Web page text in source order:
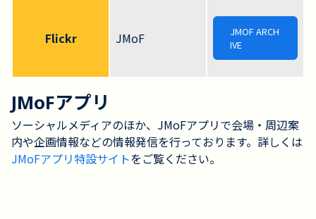
Flickr JMoF
JMOF ARCH
IVE
JMoFアプリ
ソーシャルメディアのほか、JMoFアプリで会場・周辺案
内や企画情報などの情報発信を行っております。詳しくは
JMoFアプリ特設サイトをご覧ください。